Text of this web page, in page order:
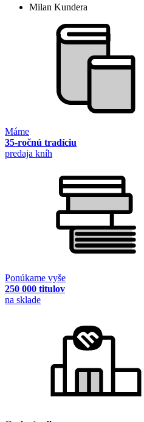
Milan Kundera
Máme
35-ročnú tradíciu
predaja kníh
Ponúkame vyše
250 000 titulov
na sklade